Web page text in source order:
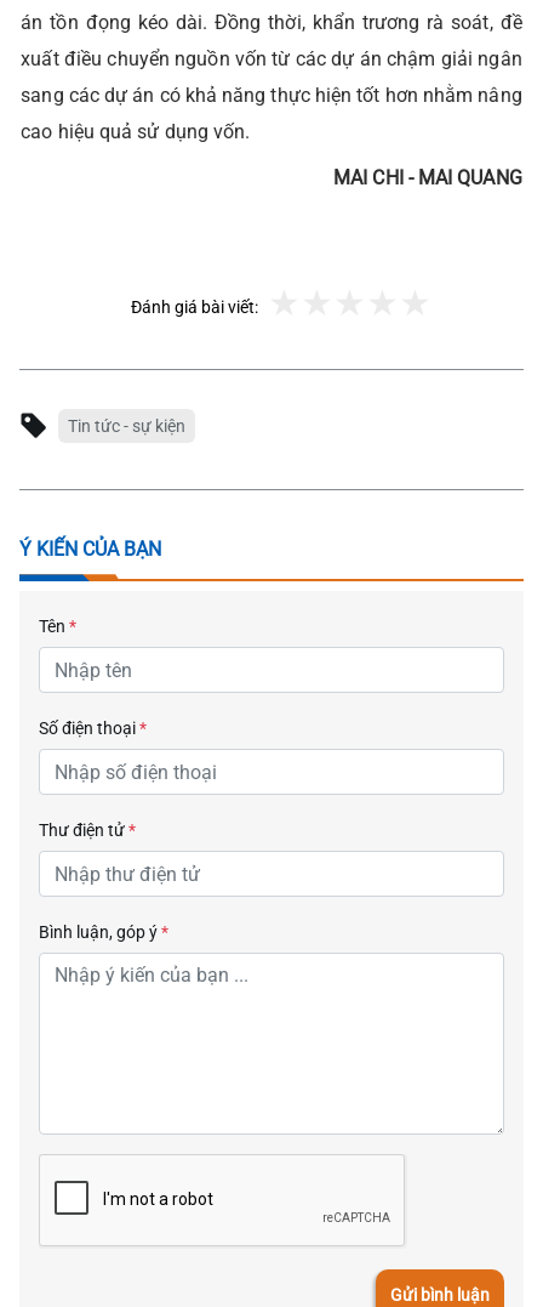
án tồn đọng kéo dài. Đồng thời, khẩn trương rà soát, đề
xuất điều chuyển nguồn vốn từ các dự án chậm giải ngân
sang các dự án có khả năng thực hiện tốt hơn nhằm nâng
cao hiệu quả sử dụng vốn.
MAI CHI - MAI QUANG
Đánh giá bài viết:
Tin tức - sự kiện
Ý KIẾN CỦA BẠN
Tên *
Số điện thoại*
Thư điện tử*
Bình luận, góp ý*
Gửi bình luận